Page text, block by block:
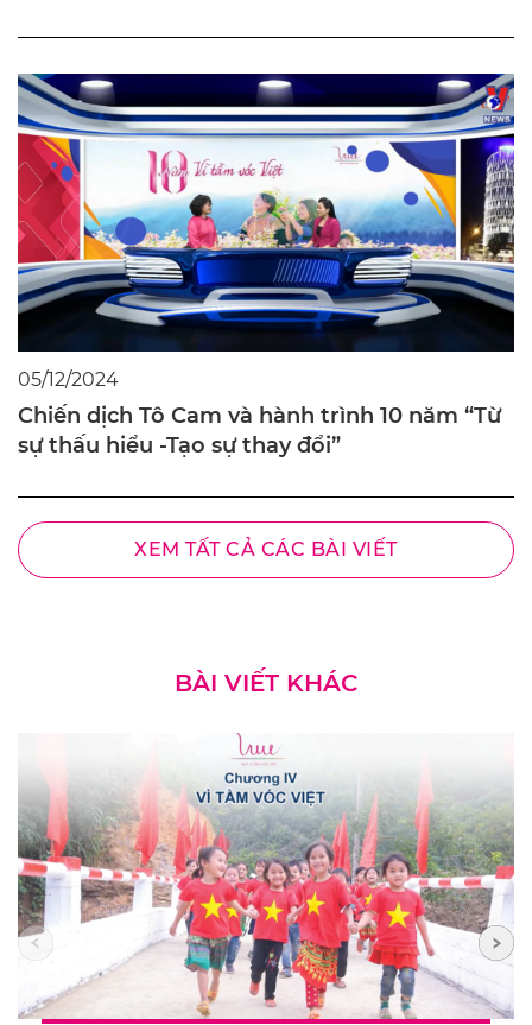
05/12/2024
Chiến dịch Tô Cam và hành trình 10 năm “Từ
sự thấu hiểu -Tạo sự thay đổi”
XEM TẤT CẢ CÁC BÀI VIẾT
BÀI VIẾT KHÁC